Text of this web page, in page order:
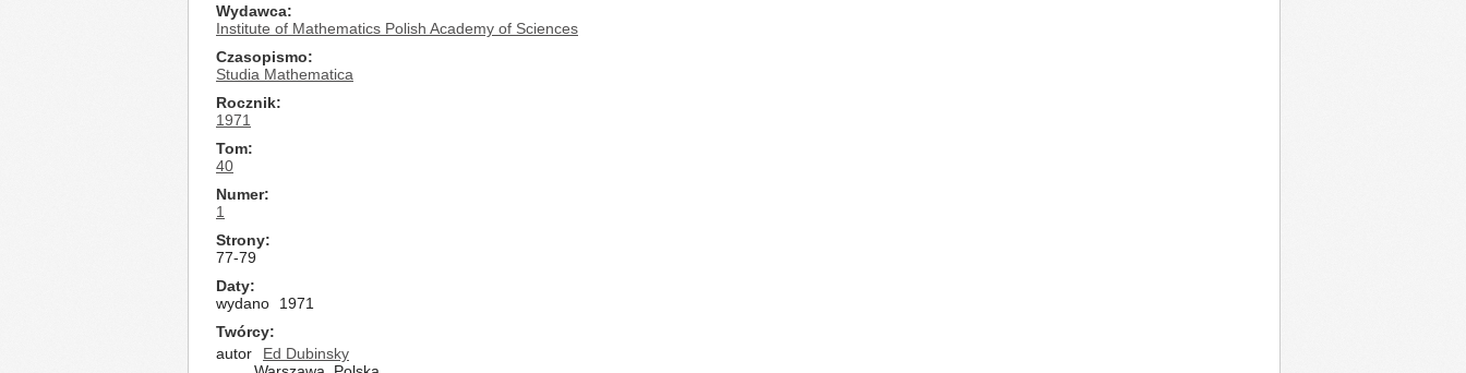
Wydawca
Institute of Mathematics Polish Academy of Sciences
Czasopismo
Studia Mathematica
Rocznik
1971
Tom
40
Numer
1
Strony
77-79
Daty
wydano
1971
Twórcy
autor
Ed Dubinsky